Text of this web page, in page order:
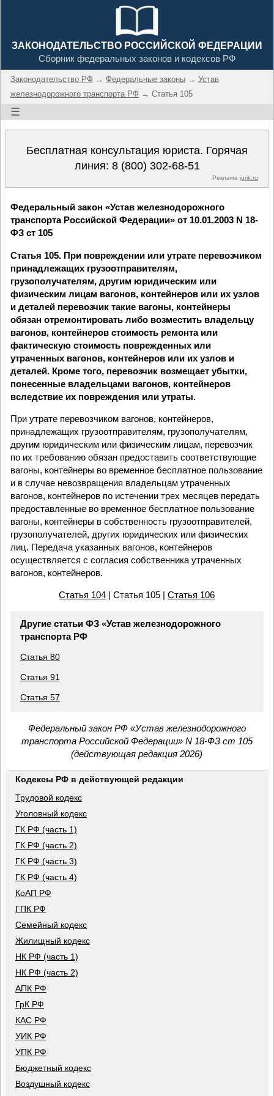
ЗАКОНОДАТЕЛЬСТВО РОССИЙСКОЙ ФЕДЕРАЦИИ
Сборник федеральных законов и кодексов РФ
Законодательство РФ → Федеральные законы → Устав
железнодорожного транспорта РФ → Статья 105
☰
Бесплатная консультация юриста. Горячая
линия: 8 (800) 302-68-51
Реклама jurik.ru
Федеральный закон «Устав железнодорожного
транспорта Российской Федерации» от 10.01.2003 N 18-
ФЗ ст 105
Статья 105. При повреждении или утрате перевозчиком
принадлежащих грузоотправителям,
грузополучателям, другим юридическим или
физическим лицам вагонов, контейнеров или их узлов
и деталей перевозчик такие вагоны, контейнеры
обязан отремонтировать либо возместить владельцу
вагонов, контейнеров стоимость ремонта или
фактическую стоимость поврежденных или
утраченных вагонов, контейнеров или их узлов и
деталей. Кроме того, перевозчик возмещает убытки,
понесенные владельцами вагонов, контейнеров
вследствие их повреждения или утраты.
При утрате перевозчиком вагонов, контейнеров,
принадлежащих грузоотправителям, грузополучателям,
другим юридическим или физическим лицам, перевозчик
по их требованию обязан предоставить соответствующие
вагоны, контейнеры во временное бесплатное пользование
и в случае невозвращения владельцам утраченных
вагонов, контейнеров по истечении трех месяцев передать
предоставленные во временное бесплатное пользование
вагоны, контейнеры в собственность грузоотправителей,
грузополучателей, других юридических или физических
лиц. Передача указанных вагонов, контейнеров
осуществляется с согласия собственника утраченных
вагонов, контейнеров.
Статья 104 | Статья 105 |Статья 106
Другие статьи ФЗ «Устав железнодорожного
транспорта РФ
Статья 80
Статья 91
Статья 57
Федеральный закон РФ «Устав железнодорожного
транспорта Российской Федерации» N 18-ФЗ ст 105
(действующая редакция 2026)
Кодексы РФ в действующей редакции
Трудовой кодекс
Уголовный кодекс
ГК РФ (часть 1)
ГК РФ (часть 2)
ГК РФ (часть 3)
ГК РФ (часть 4)
КоАП РФ
ГПК РФ
Семейный кодекс
Жилищный кодекс
НК РФ (часть 1)
НК РФ (часть 2)
АПК РФ
ГрК РФ
КАС РФ
УИК РФ
УПК РФ
Бюджетный кодекс
Воздушный кодекс